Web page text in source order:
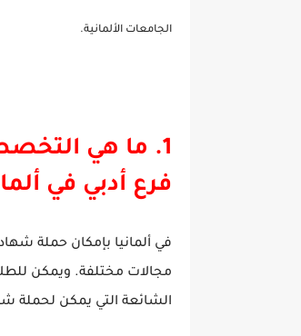
الجامعات الألمانية.
1. ما هي
فرع أدبي في
في ألمانيا بإمكان حملة
مجالات مختلفة. ويمكن
الشائعة التي يمكن لحملة